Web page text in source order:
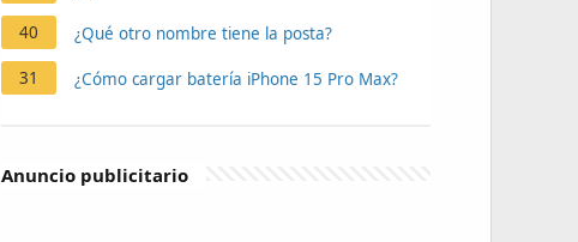
40 ¿Qué otro nombre tiene la posta?
31 ¿Cómo cargar batería iPhone 15 Pro Max?
Anuncio publicitario